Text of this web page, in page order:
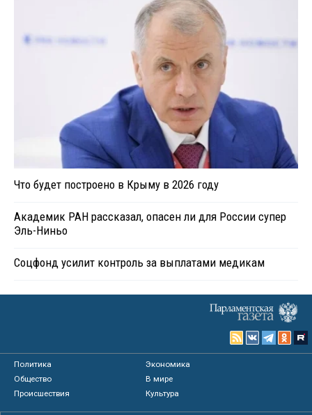
Что будет построено в Крыму в 2026 году
Академик РАН рассказал, опасен ли для России супер
Эль-Ниньо
Соцфонд усилит контроль за выплатами медикам
Политика
Экономика
Общество
В мире
Происшествия
Культура